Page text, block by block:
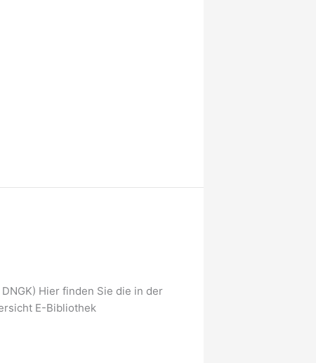
Hier finden Sie die in der
E-Bibliothek